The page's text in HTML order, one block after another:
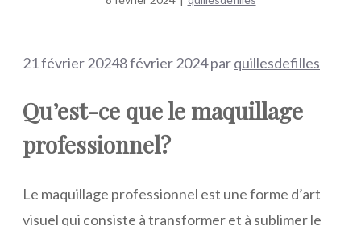
21 février 20248 février 2024parquillesdefilles
Qu’est-ce que le maquillage
professionnel?
Le maquillage professionnel est une forme d’art
visuel qui consiste à transformer et à sublimer le